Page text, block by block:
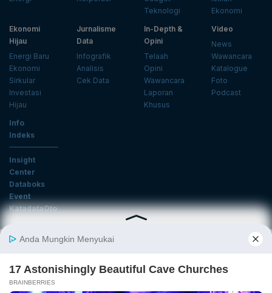
Teknologi
Ekonomi
Ekonomi
Hijau
Energi Baru
Ekonomi
Sirkular
Investasi
Hijau
Jurnalisme
Data
Infografik
Analisis
Cek Data
In-Depth &
Opini
Telaah
Opini
Wawancara
Laporan
Khusus
Video
News
Wawancara
Katalogue
Foto
Podcast
Info
Indeks
Insight
Center
Databoks
Event
KatadataOto
Langganan Newsletter